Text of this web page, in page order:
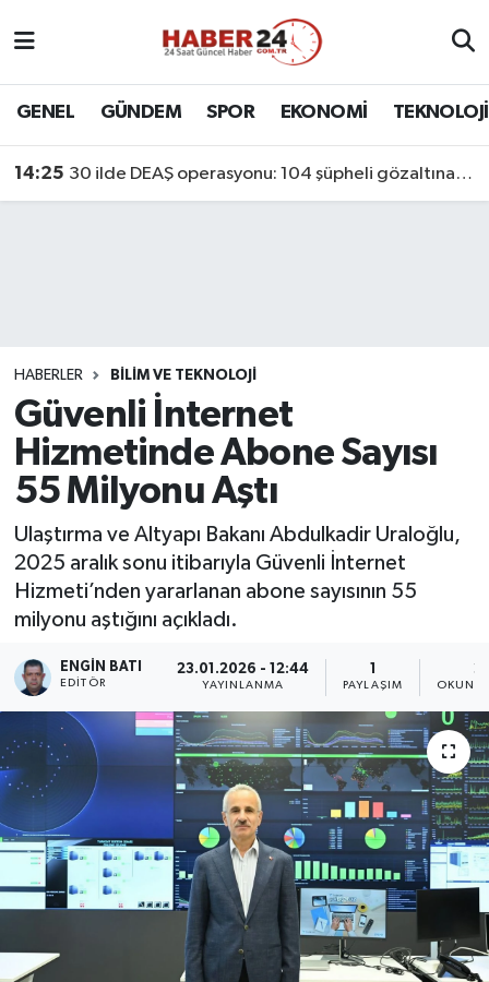
GENEL GÜNDEM SPOR EKONOMİ TEKNOLOJİ
14:25 30 ilde DEAŞ operasyonu: 104 şüpheli gözaltına alındı
HABERLER BİLİM VE TEKNOLOJİ
Güvenli İnternet
Hizmetinde Abone Sayısı
55 Milyonu Aştı
Ulaştırma ve Altyapı Bakanı Abdulkadir Uraloğlu,
2025 aralık sonu itibarıyla Güvenli İnternet
Hizmeti’nden yararlanan abone sayısının 55
milyonu aştığını açıkladı.
ENGIN BATI
EDITÖR
23.01.2026 - 12:44
YAYINLANMA PAYLAŞIM
2
Nöbetçi Eczaneler
Son Dakika Haberleri
Haber Arşivi